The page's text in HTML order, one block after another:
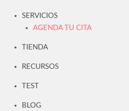
SERVICIOS
AGENDA TU CITA
TIENDA
RECURSOS
TEST
BLOG